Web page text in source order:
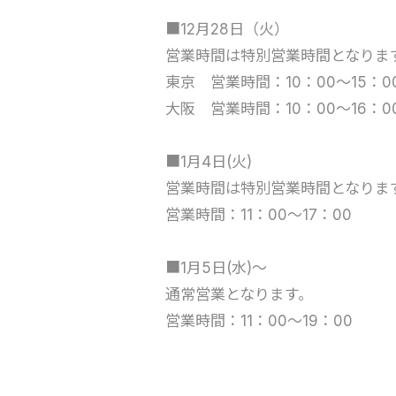
■12月28日（火）
営業時間は特別営業時間となりま
東京 営業時間：10：00～15：
大阪 営業時間：10：00～16：
■1月4日(火)
営業時間は特別営業時間となりま
営業時間：11：00～17：00
■1月5日(水)～
通常営業となります。
営業時間：11：00～19：00